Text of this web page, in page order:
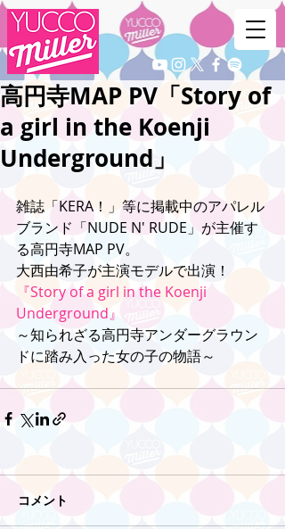
高円寺MAP PV「Story of
a girl in the Koenji
Underground」
雑誌「KERA！」等に掲載中のアパレル
ブランド「NUDE N' RUDE」が主催す
る高円寺MAP PV。
大西由希子が主演モデルで出演！
『Story of a girl in the Koenji
Underground』
～知られざる高円寺アンダーグラウン
ドに踏み入った女の子の物語～
コメント